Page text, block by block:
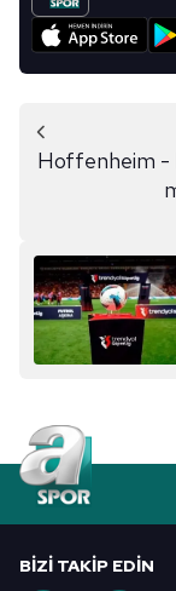
Hoffenheim -
BIZI TAKIP EDIN